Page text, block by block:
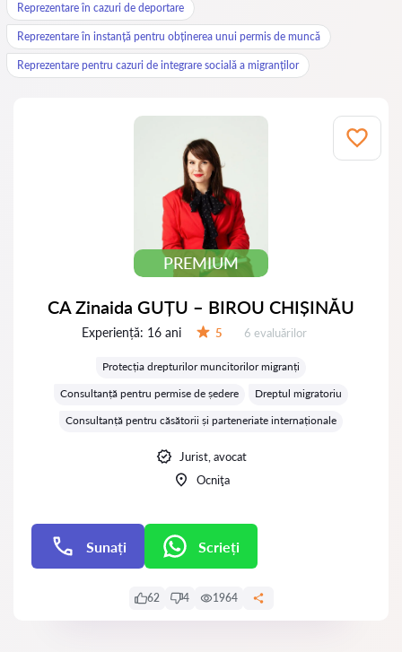
Reprezentare în cazuri de deportare
Reprezentare în instanță pentru obținerea unui permis de muncă
Reprezentare pentru cazuri de integrare socială a migranților
PREMIUM
CA Zinaida GUȚU – BIROU CHIȘINĂU
Experiență: 16 ani 5 Evaluărilor:
6 evaluărilor
Protecția drepturilor muncitorilor migranți
Consultanță pentru permise de ședere
Dreptul migratoriu
Consultanță pentru căsătorii și parteneriate internaționale
Jurist, avocat
Ocniţa
Sunați Scrieți
62 4 1964